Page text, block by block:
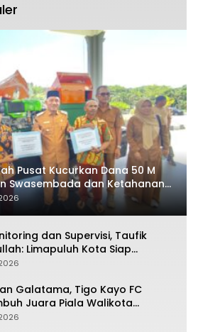
Pusat Kucurkan Dana 50 M
Swasembada dan Ketahanan
Kabupaten 50 Kota
dan Supervisi, Taufik
Limapuluh Kota Siap
Terbaiknya Pada Porprov
Galatama, Tigo Kayo FC
Juara Piala Walikota
2026